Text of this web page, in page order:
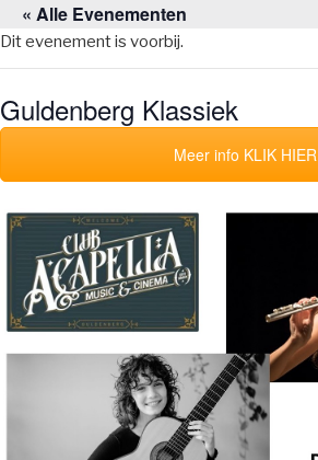
Naar
de
inhoud
« Alle Evenementen
Dit evenement is voorbij.
Guldenberg Klassiek
Meer info KLIK HIER